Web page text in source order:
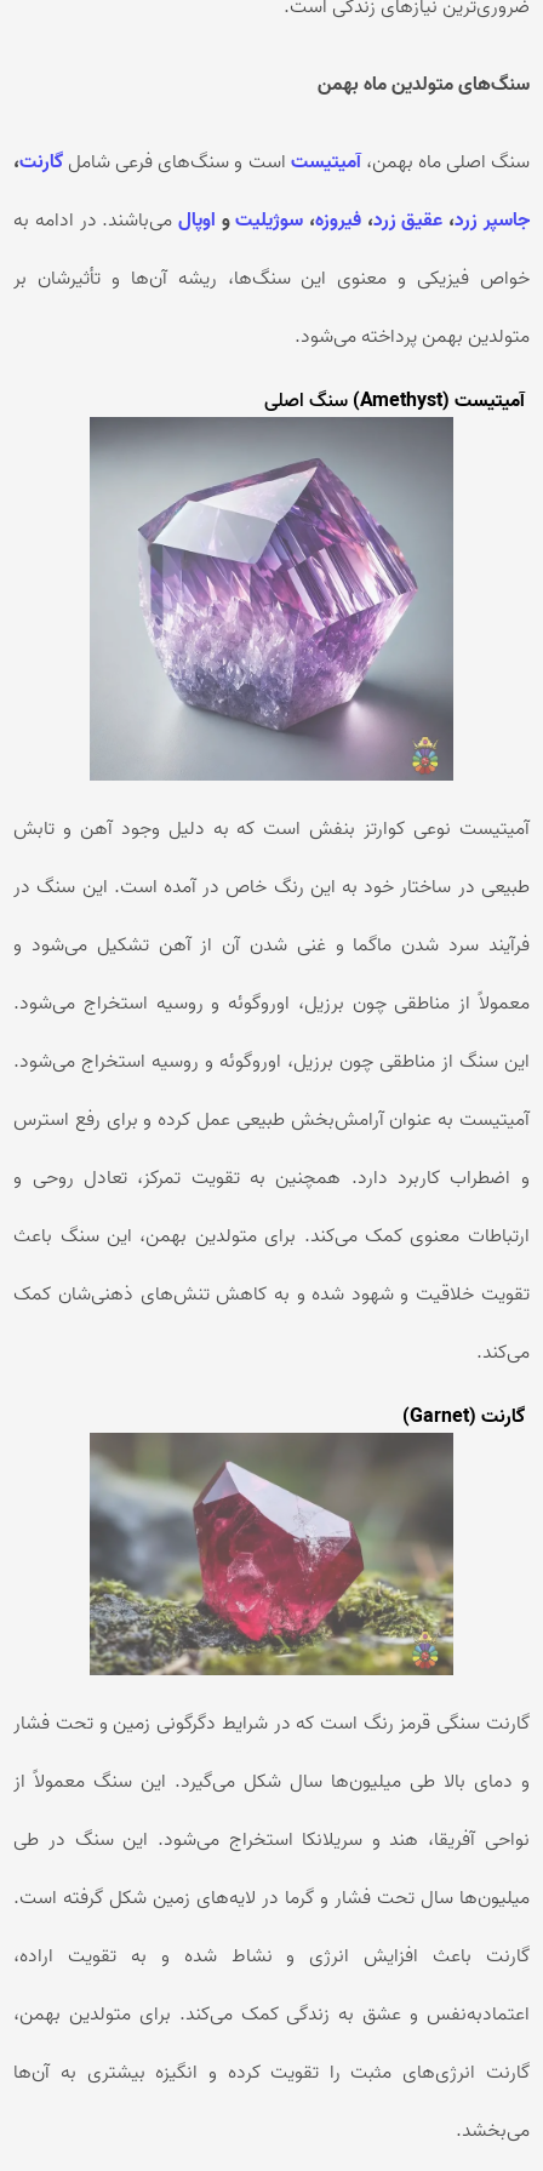
ضروری‌ترین نیازهای زندگی است.
سنگ‌های متولدین ماه بهمن
سنگ اصلی ماه بهمن،آمیتیستاست و سنگ‌های فرعی شاملگارنت،
جاسپر زرد، عقیق زرد، فیروزه، سوژیلیتو اوپالمی‌باشند. در ادامه به
خواص فیزیکی و معنوی این سنگ‌ها، ریشه آن‌ها و تأثیرشان بر
متولدین بهمن پرداخته می‌شود.
آمیتیست (Amethyst) سنگ اصلی
آمیتیست نوعی کوارتز بنفش است که به دلیل وجود آهن و تابش
طبیعی در ساختار خود به این رنگ خاص در آمده است. این سنگ در
فرآیند سرد شدن ماگما و غنی شدن آن از آهن تشکیل می‌شود و
معمولاً از مناطقی چون برزیل، اوروگوئه و روسیه استخراج می‌شود.
این سنگ از مناطقی چون برزیل، اوروگوئه و روسیه استخراج می‌شود.
آمیتیست به عنوان آرامش‌بخش طبیعی عمل کرده و برای رفع استرس
و اضطراب کاربرد دارد. همچنین به تقویت تمرکز، تعادل روحی و
ارتباطات معنوی کمک می‌کند. برای متولدین بهمن، این سنگ باعث
تقویت خلاقیت و شهود شده و به کاهش تنش‌های ذهنی‌شان کمک
می‌کند.
گارنت (Garnet)
گارنت سنگی قرمز رنگ است که در شرایط دگرگونی زمین و تحت فشار
و دمای بالا طی میلیون‌ها سال شکل می‌گیرد. این سنگ معمولاً از
نواحی آفریقا، هند و سریلانکا استخراج می‌شود. این سنگ در طی
میلیون‌ها سال تحت فشار و گرما در لایه‌های زمین شکل گرفته است.
گارنت باعث افزایش انرژی و نشاط شده و به تقویت اراده،
اعتمادبه‌نفس و عشق به زندگی کمک می‌کند. برای متولدین بهمن،
گارنت انرژی‌های مثبت را تقویت کرده و انگیزه بیشتری به آن‌ها
می‌بخشد.